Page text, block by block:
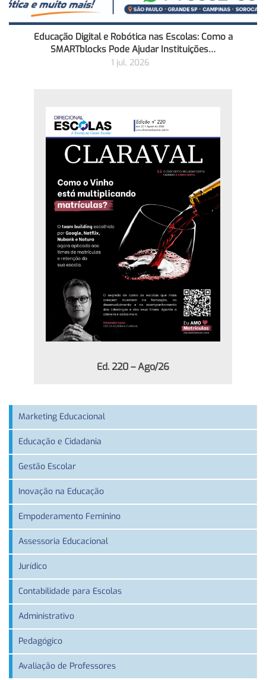
Educação Digital e Robótica nas Escolas: Como a
SMARTblocks Pode Ajudar Instituições…
1 jul, 2026
Ed. 220 – Ago/26
Marketing Educacional
Educação e Cidadania
Gestão Escolar
Inovação na Educação
Empoderamento Feminino
Assessoria Educacional
Jurídico
Contabilidade para Escolas
Administrativo
Pedagógico
Avaliação de Professores